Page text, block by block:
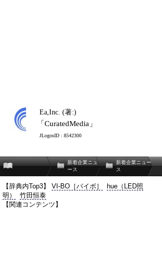
Ea,Inc. (著:)
「CuratedMedia」
JLogosID : 8542300
新着企業ニュ
ース
新着企業ニュー
ス
【辞典内Top3】 VI-BO［バイボ］
hue（LED照
明）
竹田恒泰
【関連コンテンツ】